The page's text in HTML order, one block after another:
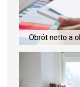
Obrót netto a